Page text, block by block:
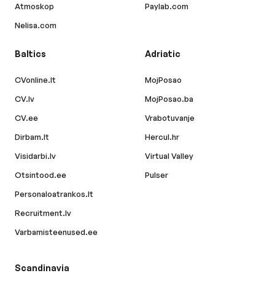
Atmoskop
Nelisa.com
Paylab.com
Baltics
CVonline.lt
CV.lv
CV.ee
Dirbam.lt
Visidarbi.lv
Otsintood.ee
Personaloatrankos.lt
Recruitment.lv
Varbamisteenused.ee
Adriatic
MojPosao
MojPosao.ba
Vrabotuvanje
Hercul.hr
Virtual Valley
Pulser
Scandinavia